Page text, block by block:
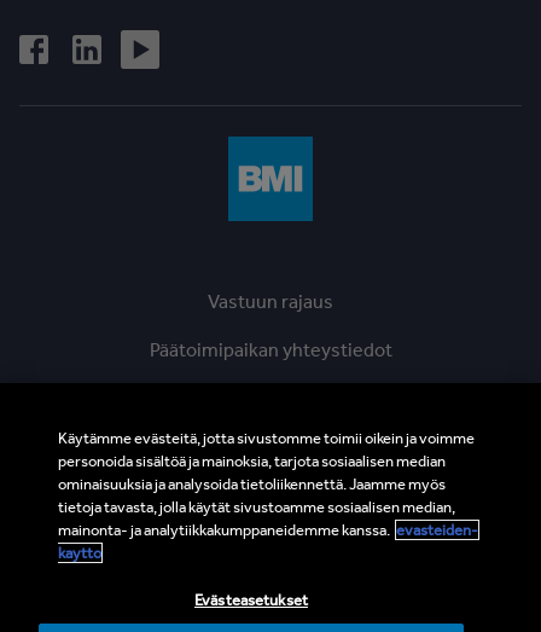
Vastuun rajaus
Päätoimipaikan yhteystiedot
Tietosuojaseloste
Eettinen vihjelinja
BMI Supplier and Third Party Codes of Conduct
Sivukartta
Käytämme evästeitä, jotta sivustomme toimii oikein ja voimme
personoida sisältöä ja mainoksia, tarjota sosiaalisen median
ominaisuuksia ja analysoida tietoliikennettä. Jaamme myös
tietoja tavasta, jolla käytät sivustoamme sosiaalisen median,
mainonta- ja analytiikkakumppaneidemme kanssa. evasteiden-
kaytto
Evästeasetukset